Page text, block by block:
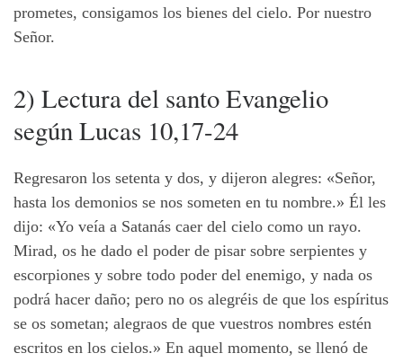
prometes, consigamos los bienes del cielo. Por nuestro
Señor.
2) Lectura del santo Evangelio
según Lucas 10,17-24
Regresaron los setenta y dos, y dijeron alegres: «Señor,
hasta los demonios se nos someten en tu nombre.» Él les
dijo: «Yo veía a Satanás caer del cielo como un rayo.
Mirad, os he dado el poder de pisar sobre serpientes y
escorpiones y sobre todo poder del enemigo, y nada os
podrá hacer daño; pero no os alegréis de que los espíritus
se os sometan; alegraos de que vuestros nombres estén
escritos en los cielos.» En aquel momento, se llenó de